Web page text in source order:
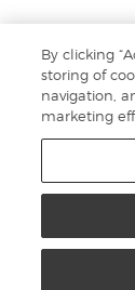
By clicking
storing of
navigation,
marketing